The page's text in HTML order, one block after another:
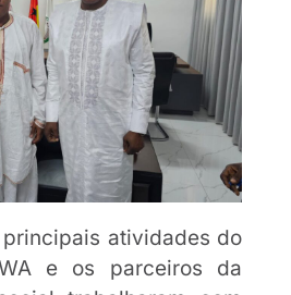
atividades do
e os parceiros da